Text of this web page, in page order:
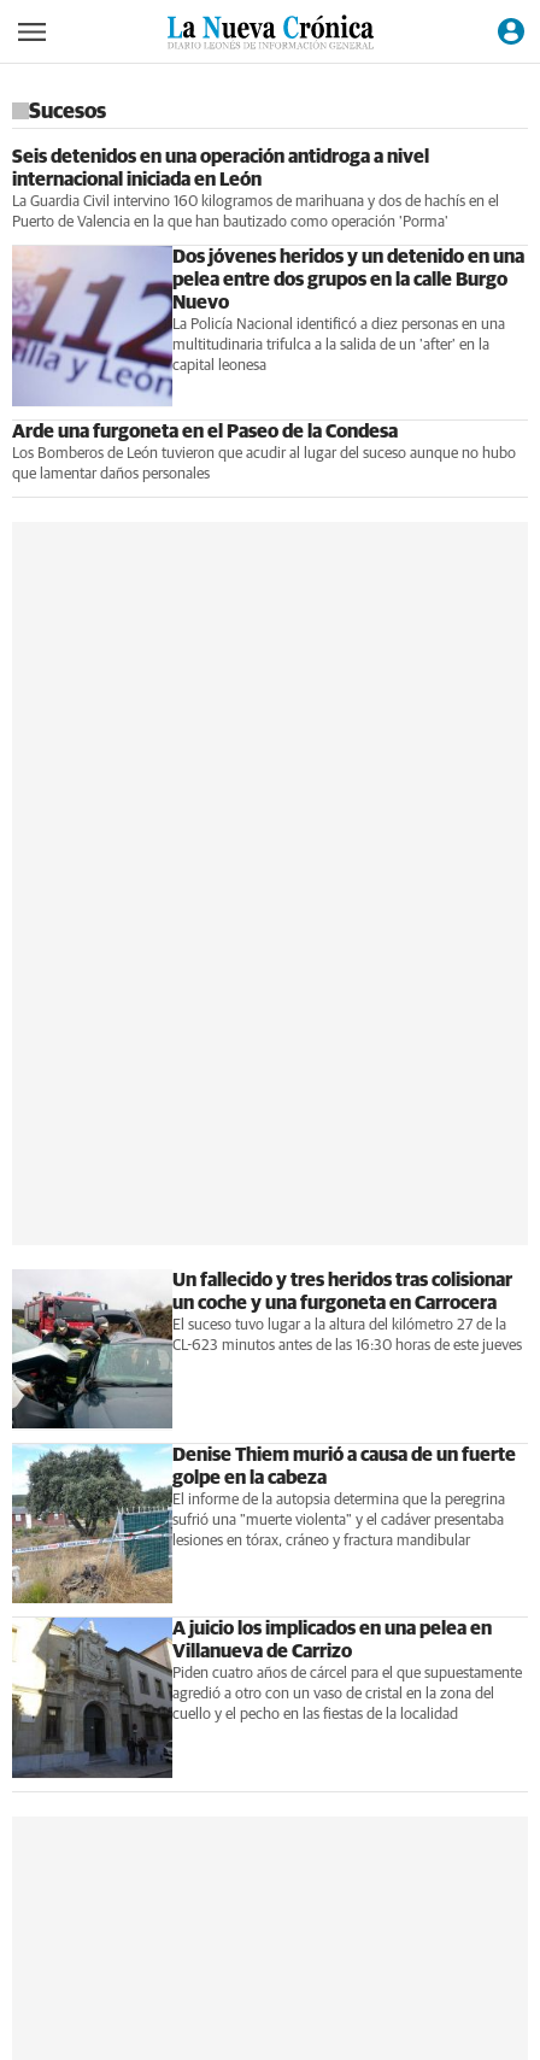
Sucesos
Seis detenidos en una operación antidroga a nivel
internacional iniciada en León
La Guardia Civil intervino 160 kilogramos de marihuana y dos de hachís en el
Puerto de Valencia en la que han bautizado como operación 'Porma'
Dos jóvenes heridos y un detenido en una
pelea entre dos grupos en la calle Burgo
Nuevo
La Policía Nacional identificó a diez personas en una
multitudinaria trifulca a la salida de un 'after' en la
capital leonesa
Arde una furgoneta en el Paseo de la Condesa
Los Bomberos de León tuvieron que acudir al lugar del suceso aunque no hubo
que lamentar daños personales
Un fallecido y tres heridos tras colisionar
un coche y una furgoneta en Carrocera
El suceso tuvo lugar a la altura del kilómetro 27 de la
CL-623 minutos antes de las 16:30 horas de este jueves
Denise Thiem murió a causa de un fuerte
golpe en la cabeza
El informe de la autopsia determina que la peregrina
sufrió una "muerte violenta" y el cadáver presentaba
lesiones en tórax, cráneo y fractura mandibular
A juicio los implicados en una pelea en
Villanueva de Carrizo
Piden cuatro años de cárcel para el que supuestamente
agredió a otro con un vaso de cristal en la zona del
cuello y el pecho en las fiestas de la localidad